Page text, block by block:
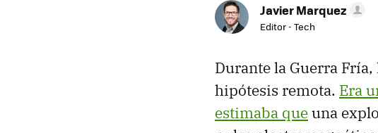
Javier Marquez
Editor - Tech
Durante la Guerra
hipótesis remota. Era
estimaba queuna